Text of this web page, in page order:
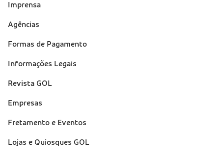
Imprensa
Suporte
Agências
Formas de Pagamento
Informações Legais
Revista GOL
Empresas
Fretamento e Eventos
Lojas e Quiosques GOL